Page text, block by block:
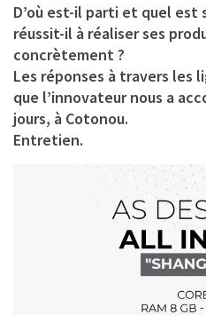
D’où est-il parti et quel est
réussit-il à réaliser ses
concrètement ?
Les réponses à travers
que l’innovateur nous a
jours, à Cotonou.
Entretien.